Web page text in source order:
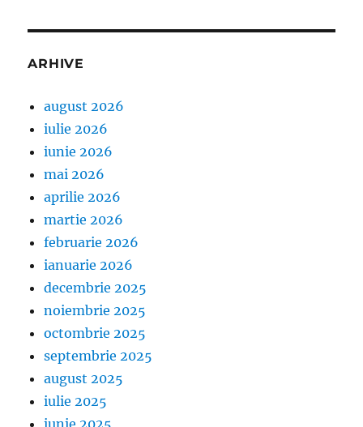
ARHIVE
august 2026
iulie 2026
iunie 2026
mai 2026
aprilie 2026
martie 2026
februarie 2026
ianuarie 2026
decembrie 2025
noiembrie 2025
octombrie 2025
septembrie 2025
august 2025
iulie 2025
iunie 2025